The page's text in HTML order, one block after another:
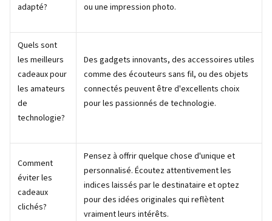
adapté?
ou une impression photo.
Quels sont
les meilleurs
cadeaux pour
les amateurs
de
technologie?
Des gadgets innovants, des accessoires utiles
comme des écouteurs sans fil, ou des objets
connectés peuvent être d'excellents choix
pour les passionnés de technologie.
Comment
éviter les
cadeaux
clichés?
Pensez à offrir quelque chose d'unique et
personnalisé. Écoutez attentivement les
indices laissés par le destinataire et optez
pour des idées originales qui reflètent
vraiment leurs intérêts.